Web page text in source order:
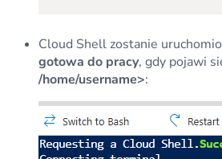
Cloud Shell zostanie
gotowa do pracy, gdy pojawi
/home/username>: